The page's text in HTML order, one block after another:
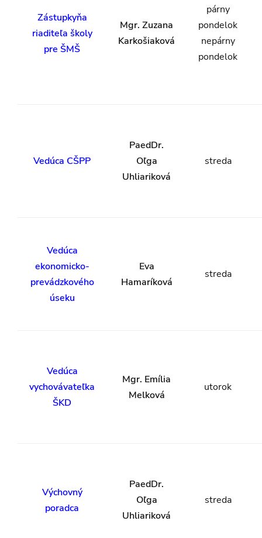
Zástupkyňa
riaditeľa školy
pre ŠMŠ
Mgr. Zuzana
Karkošiaková
párny
pondelok
nepárny
pondelok
Vedúca CŠPP
PaedDr.
Oľga
Uhliariková
streda
Vedúca
ekonomicko-
prevádzkového
úseku
Eva
Hamaríková
streda
Vedúca
vychovávateľka
ŠKD
Mgr. Emília
Melková
utorok
Výchovný
poradca
PaedDr.
Oľga
Uhliariková
streda